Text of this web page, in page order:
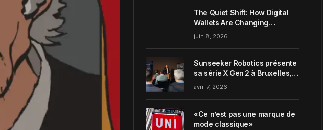
The Quiet Shift: How Digital
Wallets Are Changing
Everyday Money Habits in the
juin 8, 2026
Sunseeker Robotics présente
sa série X Gen 2 à Bruxelles,
incarnant parfaitement le
avril 7, 2026
«Ce n’est pas une marque de
mode classique»